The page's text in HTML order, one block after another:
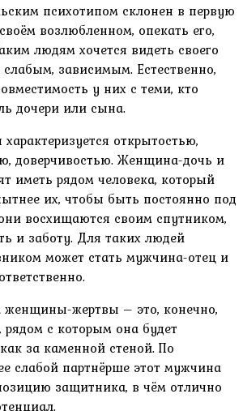
психотипом склонен в первую
возлюбленном, опекать его,
людям хочется видеть своего
зависимым. Естественно,
у них с теми, кто
дочери или сына.
открытостью,
доверчивостью. Женщина-дочь и
иметь рядом человека, который
их, чтобы быть постоянно под
восхищаются своим спутником,
и заботу. Для таких людей
может стать мужчина-отец и
женщины-жертвы – это, конечно,
с которым она будет
за каменной стеной. По
слабой партнёрше этот мужчина
защитника, в чём отлично